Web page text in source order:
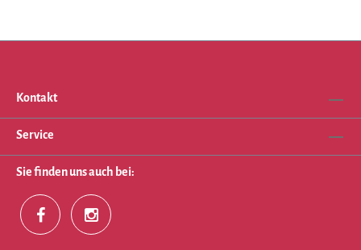
Kontakt
Service
Sie finden uns auch bei: